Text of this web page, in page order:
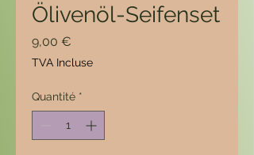
Ölivenöl-Seifenset
9,00 €
TVA Incluse
Quantité *